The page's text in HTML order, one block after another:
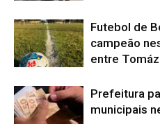
Futebol de
campeão
entre
Prefeitura
municipais